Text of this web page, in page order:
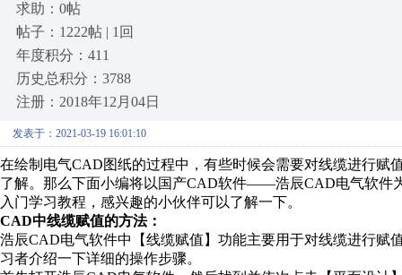
求助：0帖
帖子：1222帖 | 1回
年度积分：411
历史总积分：3788
注册：2018年12月04日
发表于：2021-03-19 16:01:10
在绘制电气CAD图纸的过程中，有些时候会需要对线缆进行
了解。那么下面小编将以国产CAD软件——浩辰CAD电气软件
入门学习教程，感兴趣的小伙伴可以了解一下。
CAD中线缆赋值的方法：
浩辰CAD电气软件中【线缆赋值】功能主要用于对线缆进行
习者介绍一下详细的操作步骤。